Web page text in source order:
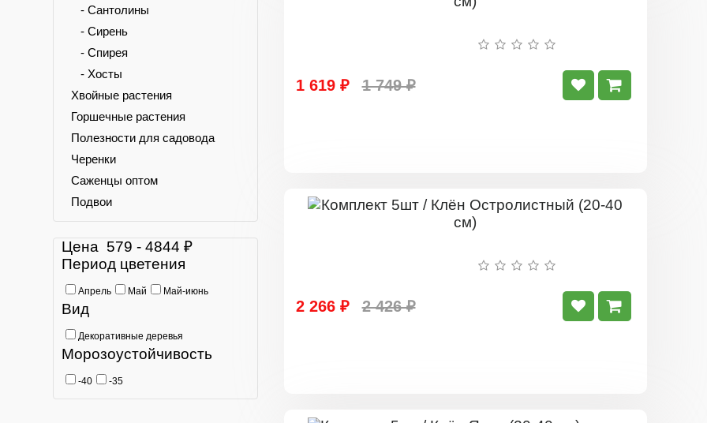
- Сантолины
- Сирень
- Спирея
- Хосты
Хвойные растения
Горшечные растения
Полезности для садовода
Черенки
Саженцы оптом
Подвои
Цена 579 - 4844 ₽
Период цветения
Апрель Май Май-июнь
Вид
Декоративные деревья
Морозоустойчивость
-40 -35
1 619 ₽ 1 749 ₽
2 266 ₽ 2 426 ₽